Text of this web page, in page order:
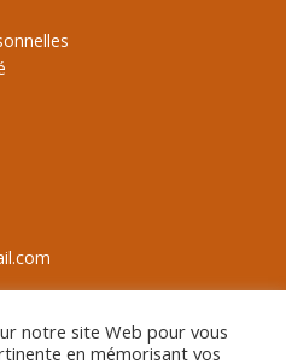
notre site Web pour vous
en mémorisant vos